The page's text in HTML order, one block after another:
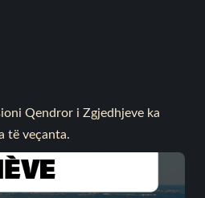
Qendror i Zgjedhjeve ka
të veçanta.